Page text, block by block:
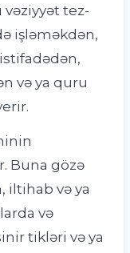
vəziyyət tez-
işləməkdən,
və ya quru
Buna gözə
iltihab və ya
və
tikləri və ya